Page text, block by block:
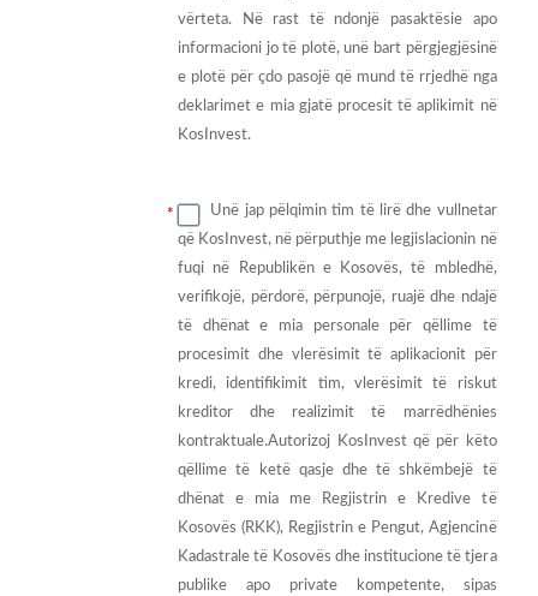
vërteta. Në rast të ndonjë pasaktësie apo
informacioni jo të plotë, unë bart përgjegjësinë
e plotë për çdo pasojë që mund të rrjedhë nga
deklarimet e mia gjatë procesit të aplikimit në
KosInvest.
Unë jap pëlqimin tim të lirë dhe vullnetar
që KosInvest, në përputhje me legjislacionin në
fuqi në Republikën e Kosovës, të mbledhë,
verifikojë, përdorë, përpunojë, ruajë dhe ndajë
të dhënat e mia personale për qëllime të
procesimit dhe vlerësimit të aplikacionit për
kredi, identifikimit tim, vlerësimit të riskut
kreditor dhe realizimit të marrëdhënies
kontraktuale.Autorizoj KosInvest që për këto
qëllime të ketë qasje dhe të shkëmbejë të
dhënat e mia me Regjistrin e Kredive të
Kosovës (RKK), Regjistrin e Pengut, Agjencinë
Kadastrale të Kosovës dhe institucione të tjera
publike apo private kompetente, sipas